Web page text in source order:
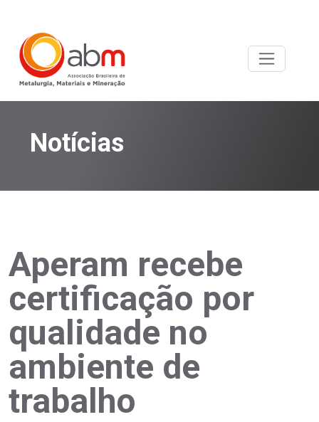
Notícias
Aperam recebe
certificação por
qualidade no
ambiente de
trabalho